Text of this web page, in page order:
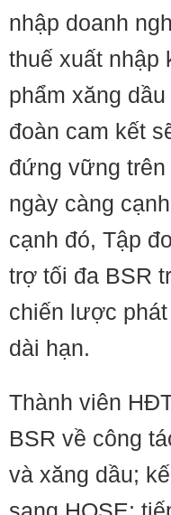
nhập doanh
thuế xuất nhập
phẩm xăng
đoàn cam kết
đứng vững
ngày càng
cạnh đó, Tập
trợ tối đa BSR
chiến lược
dài hạn.
Thành viên
BSR về công
và xăng dầu;